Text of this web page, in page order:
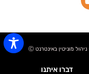
דברו איתנו